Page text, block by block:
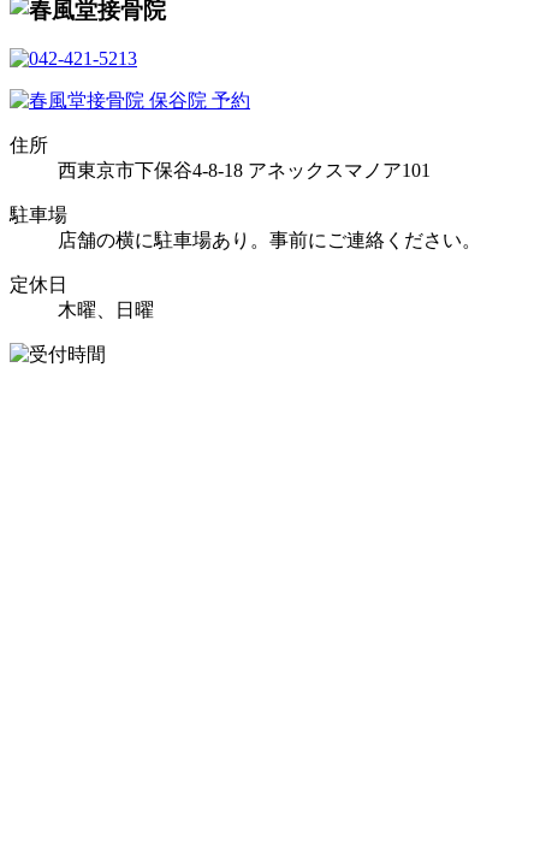
住所
西東京市下保谷4-8-18 アネックスマノア101
駐車場
店舗の横に駐車場あり。事前にご連絡ください。
定休日
木曜、日曜